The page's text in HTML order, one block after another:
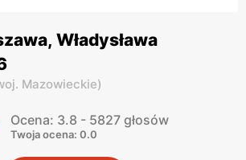
Władysława
Mazowieckie)
Ocena: 3.8 - 5827 głosów
Twoja ocena: 0.0